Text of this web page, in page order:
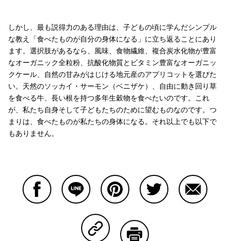
しかし、最も説得力のある理由は、子どもの頃に学んだシンプル
な教え「食べたものが自分の身体になる」に立ち返ることにあり
ます。選択肢があるなら、風味、食物繊維、複合炭水化物が豊富
なオーガニック全粒粉、抗酸化物質とビタミン豊富なオーガニッ
クケール、自然の甘みがはじける地元産のアプリコットを選びた
い。天然のソッカイ・サーモン（ベニザケ）、自由に動き回り草
を食べる牛、長い根を持つ多年生穀物を食べたいのです。これ
が、私たち自身そして子どもたちのために望むものなのです。つ
まりは、食べたものが私たちの身体になる。それ以上でも以下で
もありません。